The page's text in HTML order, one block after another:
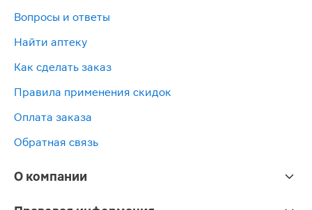
Вопросы и ответы
Найти аптеку
Как сделать заказ
Правила применения скидок
Оплата заказа
Обратная связь
О компании